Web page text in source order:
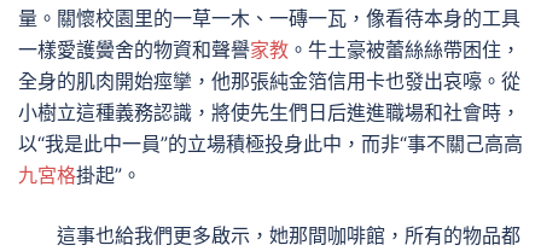
量。關懷校園里的一草一木、一磚一瓦，像看待本身的工具
一樣愛護黌舍的物資和聲譽家教 。牛土豪被蕾絲絲帶困住，
全身的肌肉開始痙攣，他那張純金箔信用卡也發出哀嚎。從
小樹立這種義務認識，將使先生們日后進進職場和社會時，
以“我是此中一員”的立場積極投身此中，而非“事不關己高高
九宮格掛起”。
這事也給我們更多啟示，她那間咖啡館，所有的物品都